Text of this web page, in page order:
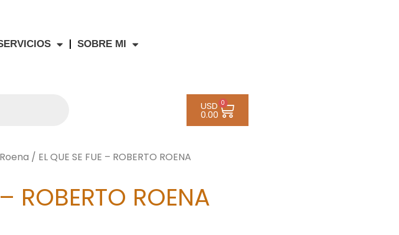
SOBRE MI
USD
0.00
0
/ EL QUE SE FUE – ROBERTO ROENA
ROBERTO ROENA